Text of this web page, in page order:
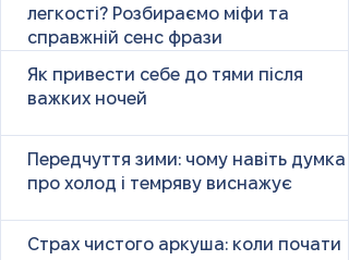
легкості? Розбираємо міфи та
справжній сенс фрази
Як привести себе до тями після
важких ночей
Передчуття зими: чому навіть думка
про холод і темряву виснажує
Страх чистого аркуша: коли почати